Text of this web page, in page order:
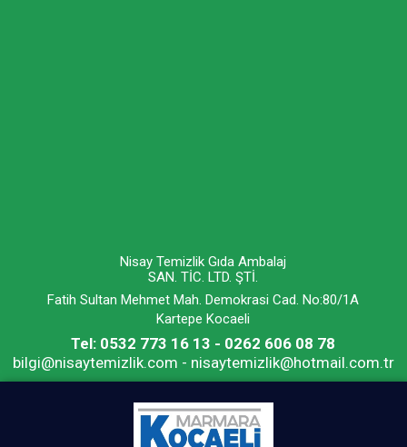
Nisay Temizlik Gıda Ambalaj
SAN. TİC. LTD. ŞTİ.
Fatih Sultan Mehmet Mah. Demokrasi Cad. No:80/1A
Kartepe Kocaeli
Tel: 0532 773 16 13 - 0262 606 08 78
bilgi@nisaytemizlik.com - nisaytemizlik@hotmail.com.tr